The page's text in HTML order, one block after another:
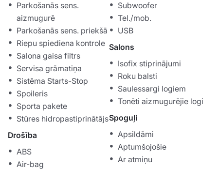
Parkošanās sens.
aizmugurē
Parkošanās sens. priekšā
Riepu spiediena kontrole
Salona gaisa filtrs
Servisa grāmatiņa
Sistēma Starts-Stop
Spoileris
Sporta pakete
Stūres hidropastiprinātājs
Drošība
ABS
Air-bag
Subwoofer
Tel./mob.
USB
Salons
Isofix stiprinājumi
Roku balsti
Saulessargi logiem
Tonēti aizmugurējie logi
Spoguļi
Apsildāmi
Aptumšojošie
Ar atmiņu